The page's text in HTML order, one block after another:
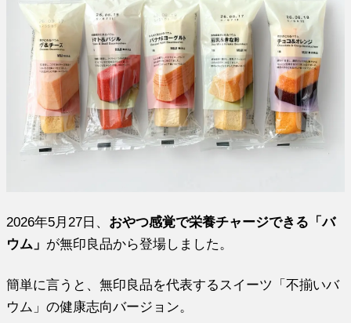
2026年5月27日、 おやつ感覚で栄養チャージできる「バ
ウム」 が無印良品から登場しました。
簡単に言うと、無印良品を代表するスイーツ「不揃いバ
ウム」の健康志向バージョン。